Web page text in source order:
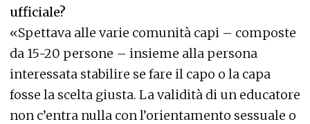
ufficiale?
«Spettava alle varie comunità capi – composte
da 15-20 persone – insieme alla persona
interessata stabilire se fare il capo o la capa
fosse la scelta giusta. La validità di un educatore
non c’entra nulla con l’orientamento sessuale o